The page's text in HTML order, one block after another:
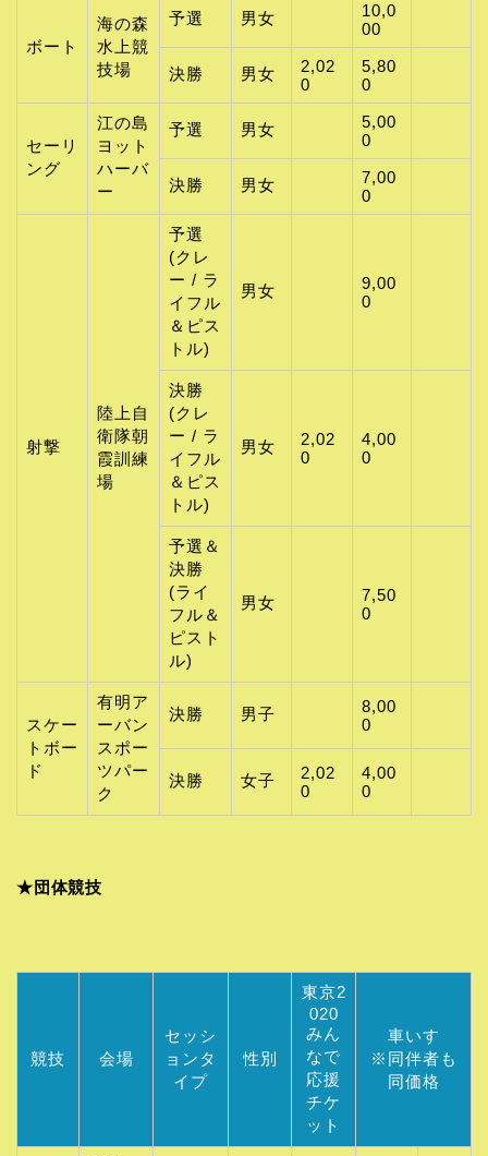
ボート
海の森
水上競
技場
予選 男女
10,0
00
決勝 男女
2,02
0
5,80
0
セーリ
ング
江の島
ヨット
ハーバ
ー
予選 男女
5,00
0
決勝 男女
7,00
0
射撃
陸上自
衛隊朝
霞訓練
場
予選
(クレ
ー / ラ
イフル
＆ピス
トル)
男女
9,00
0
決勝
(クレ
ー / ラ
イフル
＆ピス
トル)
男女
2,02
0
4,00
0
予選＆
決勝
(ライ
フル＆
ピスト
ル)
男女
7,50
0
スケー
トボー
ド
有明ア
ーバン
スポー
ツパー
ク
決勝 男子
8,00
0
決勝 女子
2,02
0
4,00
0
★団体競技
競技 会場
セッシ
ョンタ
イプ
性別
東京2
020
みん
なで
応援
チケ
ット
車いす
※同伴者も
同価格